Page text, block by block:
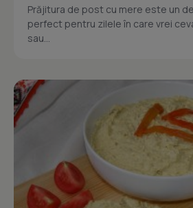
Prăjitura de post cu mere este un
perfect pentru zilele în care vrei
sau...